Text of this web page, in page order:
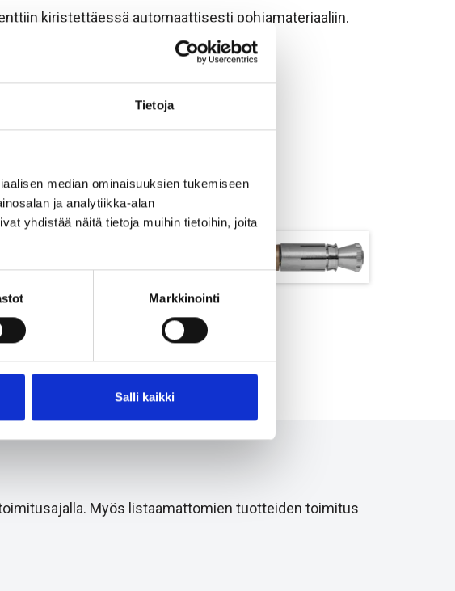
Tietoja
median ominaisuuksien tukemiseen
ja analytiikka-alan
yhdistää näitä tietoja muihin tietoihin, joita
Markkinointi
Salli kaikki
kiristettäessä automaattisesti pohjamateriaaliin.
BLS A4
Myös listaamattomien tuotteiden toimitus